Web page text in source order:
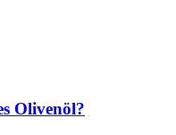
Olivenöl?